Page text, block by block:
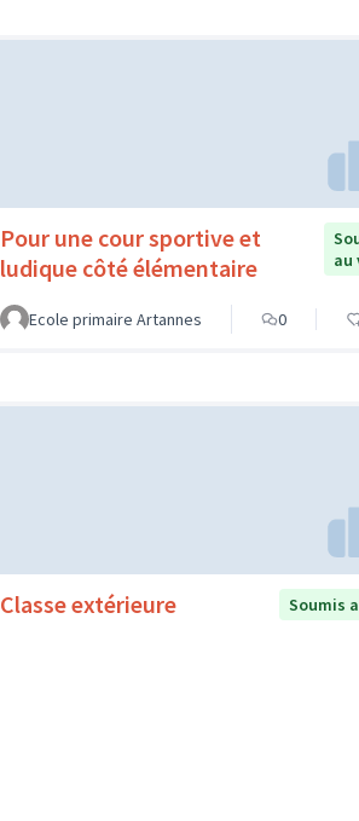
Pour une cour sportive et
ludique côté élémentaire
au
Ecole primaire Artannes 0
Classe extérieure Soumis